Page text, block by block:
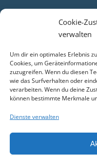
Cookie-
verwalten
Um dir ein optimales Erlebnis
Cookies, um
zuzugreifen. Wenn du diesen
wie das Surfverhalten oder
verarbeiten. Wenn du deine
können bestimmte Merkmale
Dienste verwalten